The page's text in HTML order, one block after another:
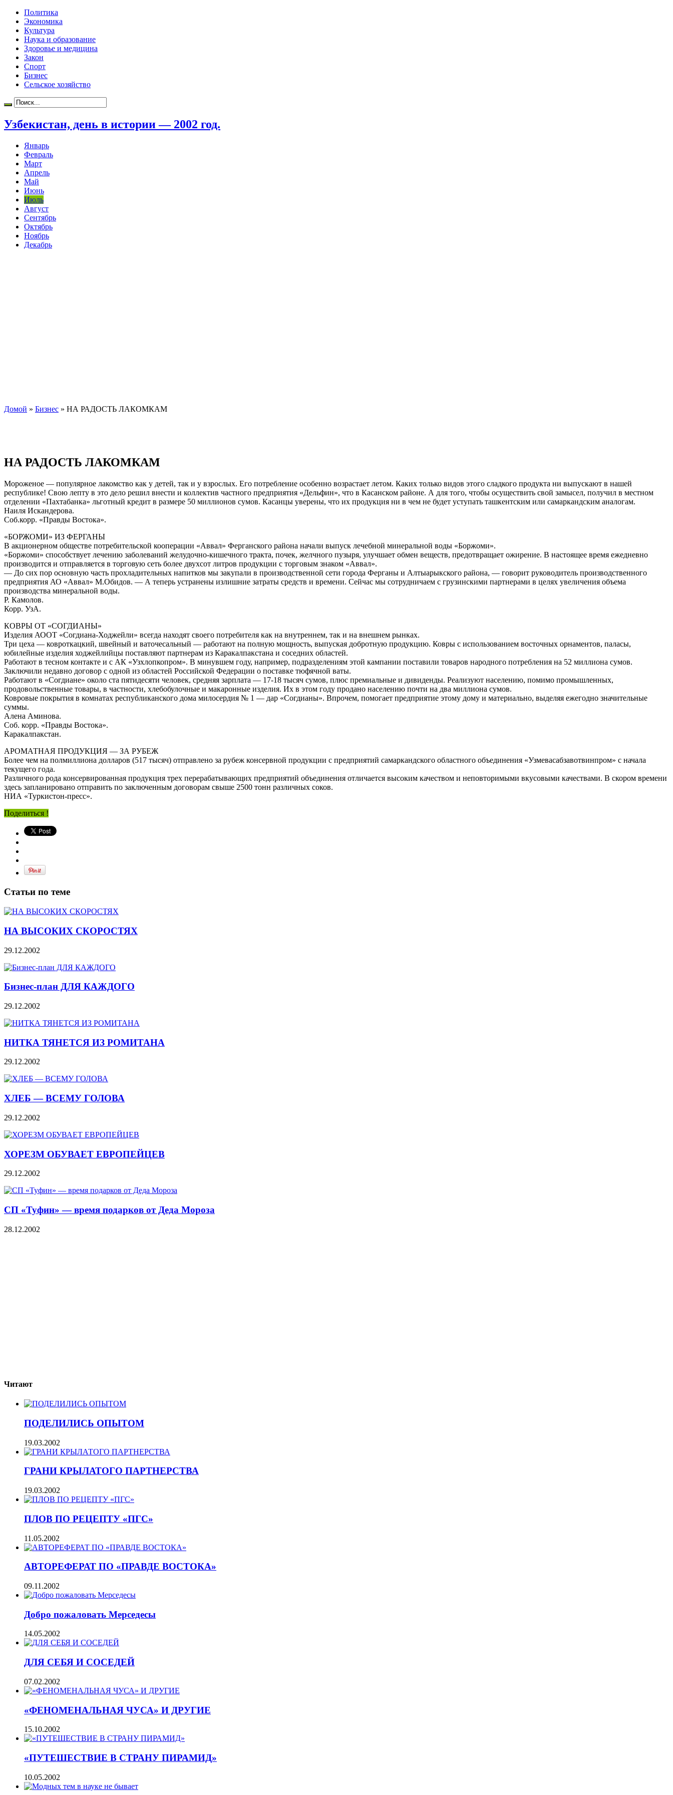
Политика
Экономика
Культура
Наука и образование
Здоровье и медицина
Закон
Спорт
Бизнес
Сельское хозяйство
Узбекистан, день в истории — 2002 год.
Январь
Февраль
Март
Апрель
Май
Июнь
Июль
Август
Сентябрь
Октябрь
Ноябрь
Декабрь
Домой » Бизнес » НА РАДОСТЬ ЛАКОМКАМ
НА РАДОСТЬ ЛАКОМКАМ
Мороженое — популярное лакомство как у детей, так и у взрослых. Его потребление особенно возрастает летом. Каких только видов этого сладкого продукта ни выпускают в нашей
республике! Свою лепту в это дело решил внести и коллектив частного предприятия «Дельфин», что в Касанском районе. А для того, чтобы осуществить свой замысел, получил в местном
отделении «Пахтабанка» льготный кредит в размере 50 миллионов сумов. Касанцы уверены, что их продукция ни в чем не будет уступать ташкентским или самаркандским аналогам.
Наиля Искандерова.
Соб.корр. «Правды Востока».
«БОРЖОМИ» ИЗ ФЕРГАНЫ
В акционерном обществе потребительской кооперации «Аввал» Ферганского района начали выпуск лечебной минеральной воды «Боржоми».
«Боржоми» способствует лечению заболеваний желудочно-кишечного тракта, почек, желчного пузыря, улучшает обмен веществ, предотвращает ожирение. В настоящее время ежедневно
производится и отправляется в торговую сеть более двухсот литров продукции с торговым знаком «Аввал».
— До сих пор основную часть прохладительных напитков мы закупали в производственной сети города Ферганы и Алтыарыкского района, — говорит руководитель производственного
предприятия АО «Аввал» М.Обидов. — А теперь устранены излишние затраты средств и времени. Сейчас мы сотрудничаем с грузинскими партнерами в целях увеличения объема
производства минеральной воды.
Р. Камолов.
Корр. УзА.
КОВРЫ ОТ «СОГДИАНЫ»
Изделия АООТ «Согдиана-Ходжейли» всегда находят своего потребителя как на внутреннем, так и на внешнем рынках.
Три цеха — ковроткацкий, швейный и ваточесальный — работают на полную мощность, выпуская добротную продукцию. Ковры с использованием восточных орнаментов, паласы,
юбилейные изделия ходжейлийцы поставляют партнерам из Каракалпакстана и соседних областей.
Работают в тесном контакте и с АК «Узхлопкопром». В минувшем году, например, подразделениям этой кампании поставили товаров народного потребления на 52 миллиона сумов.
Заключили недавно договор с одной из областей Российской Федерации о поставке тюфячной ваты.
Работают в «Согдиане» около ста пятидесяти человек, средняя зарплата — 17-18 тысяч сумов, плюс премиальные и дивиденды. Реализуют населению, помимо промышленных,
продовольственные товары, в частности, хлебобулочные и макаронные изделия. Их в этом году продано населению почти на два миллиона сумов.
Ковровые покрытия в комнатах республиканского дома милосердия № 1 — дар «Согдианы». Впрочем, помогает предприятие этому дому и материально, выделяя ежегодно значительные
суммы.
Алена Аминова.
Соб. корр. «Правды Востока».
Каракалпакстан.
АРОМАТНАЯ ПРОДУКЦИЯ — ЗА РУБЕЖ
Более чем на полмиллиона долларов (517 тысяч) отправлено за рубеж консервной продукции с предприятий самаркандского областного объединения «Узмевасабзавотвинпром» с начала
текущего года.
Различного рода консервированная продукция трех перерабатывающих предприятий объединения отличается высоким качеством и неповторимыми вкусовыми качествами. В скором времени
здесь запланировано отправить по заключенным договорам свыше 2500 тонн различных соков.
НИА «Туркистон-пресс».
Поделиться !
Статьи по теме
НА ВЫСОКИХ СКОРОСТЯХ
29.12.2002
Бизнес-план ДЛЯ КАЖДОГО
29.12.2002
НИТКА ТЯНЕТСЯ ИЗ РОМИТАНА
29.12.2002
ХЛЕБ — ВСЕМУ ГОЛОВА
29.12.2002
ХОРЕЗМ ОБУВАЕТ ЕВРОПЕЙЦЕВ
29.12.2002
СП «Туфин» — время подарков от Деда Мороза
28.12.2002
Читают
ПОДЕЛИЛИСЬ ОПЫТОМ
19.03.2002
ГРАНИ КРЫЛАТОГО ПАРТНЕРСТВА
19.03.2002
ПЛОВ ПО РЕЦЕПТУ «ПГС»
11.05.2002
АВТОРЕФЕРАТ ПО «ПРАВДЕ ВОСТОКА»
09.11.2002
Добро пожаловать Мерседесы
14.05.2002
ДЛЯ СЕБЯ И СОСЕДЕЙ
07.02.2002
«ФЕНОМЕНАЛЬНАЯ ЧУСА» И ДРУГИЕ
15.10.2002
«ПУТЕШЕСТВИЕ В СТРАНУ ПИРАМИД»
10.05.2002